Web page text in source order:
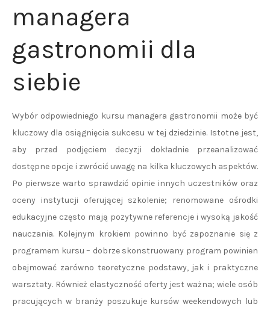
managera
gastronomii dla
siebie
Wybór odpowiedniego kursu managera gastronomii może być
kluczowy dla osiągnięcia sukcesu w tej dziedzinie. Istotne jest,
aby przed podjęciem decyzji dokładnie przeanalizować
dostępne opcje i zwrócić uwagę na kilka kluczowych aspektów.
Po pierwsze warto sprawdzić opinie innych uczestników oraz
oceny instytucji oferującej szkolenie; renomowane ośrodki
edukacyjne często mają pozytywne referencje i wysoką jakość
nauczania. Kolejnym krokiem powinno być zapoznanie się z
programem kursu – dobrze skonstruowany program powinien
obejmować zarówno teoretyczne podstawy, jak i praktyczne
warsztaty. Również elastyczność oferty jest ważna; wiele osób
pracujących w branży poszukuje kursów weekendowych lub